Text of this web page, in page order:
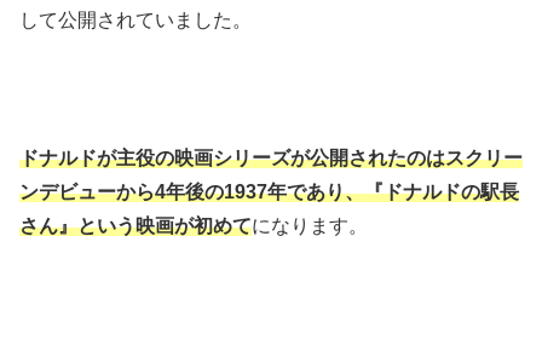
して公開されていました。
ドナルドが主役の映画シリーズが公開されたのはスクリー
ンデビューから4年後の1937年であり、『ドナルドの駅長
さん』という映画が初めてになります。